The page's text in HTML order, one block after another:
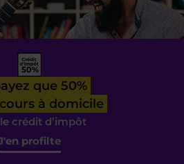
que 50%
à domicile
crédit d’impôt
profilte